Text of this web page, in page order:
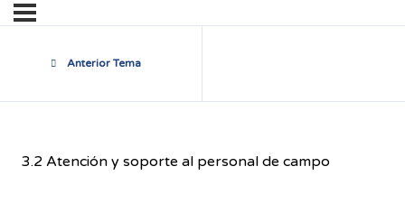
Anterior Tema
3.2 Atención y soporte al personal de campo